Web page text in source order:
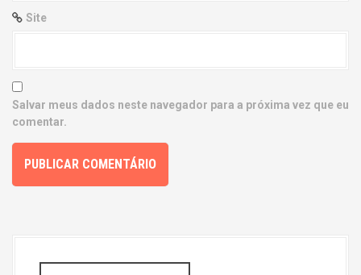
Site
Salvar meus dados neste navegador para a próxima vez que eu
comentar.